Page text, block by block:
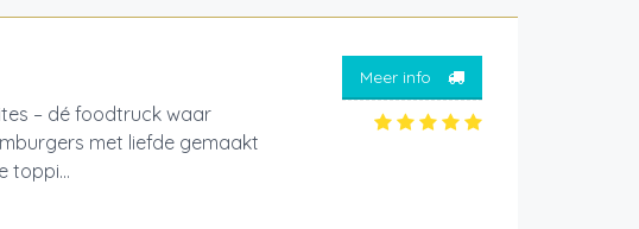
– dé foodtruck waar
met liefde gemaakt
toppi...
Meer info